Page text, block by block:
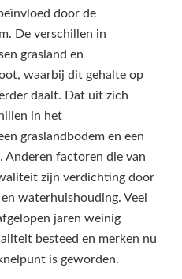
door de
De verschillen in
grasland en
waarbij dit gehalte op
daalt. Dat uit zich
in het
graslandbodem en een
Anderen factoren die van
zijn verdichting door
waterhuishouding. Veel
jaren weinig
besteed en merken nu
is geworden.